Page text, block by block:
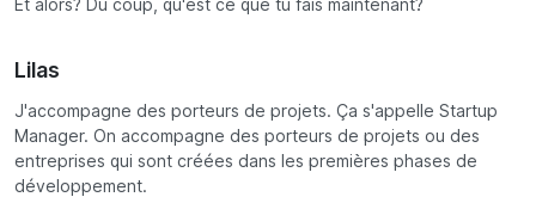
Et alors? Du coup, qu'est ce que tu fais maintenant?
Lilas
J'accompagne des porteurs de projets. Ça s'appelle Startup
Manager. On accompagne des porteurs de projets ou des
entreprises qui sont créées dans les premières phases de
développement.